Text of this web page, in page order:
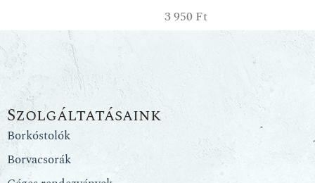
3 950 Ft
Szolgáltatásaink
Borkóstolók
Borvacsorák